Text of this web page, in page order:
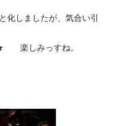
化しましたが、気合い引
★ 楽しみっすね。